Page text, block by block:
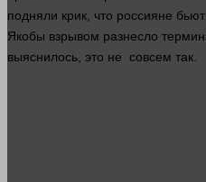
подняли крик, что россияне
Якобы взрывом разнесло
выяснилось, это не совсем так.